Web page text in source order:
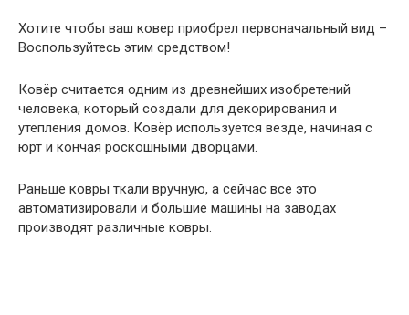
Хотите чтобы ваш ковер приобрел первоначальный вид –
Воспользуйтесь этим средством!
Ковёр считается одним из древнейших изобретений
человека, который создали для декорирования и
утепления домов. Ковёр используется везде, начиная с
юрт и кончая роскошными дворцами.
Раньше ковры ткали вручную, а сейчас все это
автоматизировали и большие машины на заводах
производят различные ковры.